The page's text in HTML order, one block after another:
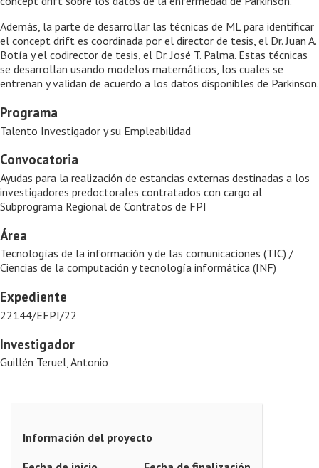
Además, la parte de desarrollar las técnicas de ML para identificar
el concept drift es coordinada por el director de tesis, el Dr. Juan A.
Botía y el codirector de tesis, el Dr. José T. Palma. Estas técnicas
se desarrollan usando modelos matemáticos, los cuales se
entrenan y validan de acuerdo a los datos disponibles de Parkinson.
Programa
Talento Investigador y su Empleabilidad
Convocatoria
Ayudas para la realización de estancias externas destinadas a los
investigadores predoctorales contratados con cargo al
Subprograma Regional de Contratos de FPI
Área
Tecnologías de la información y de las comunicaciones (TIC) /
Ciencias de la computación y tecnología informática (INF)
Expediente
22144/EFPI/22
Investigador
Guillén Teruel, Antonio
Información del proyecto